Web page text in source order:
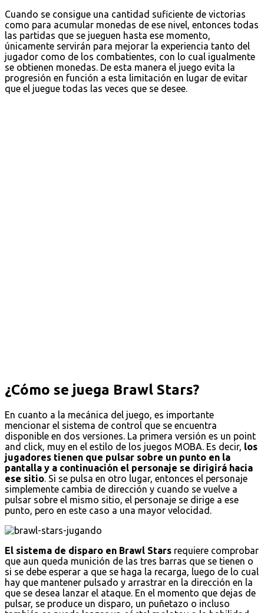
Cuando se consigue una cantidad suficiente de victorias
como para acumular monedas de ese nivel, entonces todas
las partidas que se jueguen hasta ese momento,
únicamente servirán para mejorar la experiencia tanto del
jugador como de los combatientes, con lo cual igualmente
se obtienen monedas. De esta manera el juego evita la
progresión en función a esta limitación en lugar de evitar
que el juegue todas las veces que se desee.
¿Cómo se juega Brawl Stars?
En cuanto a la mecánica del juego, es importante
mencionar el sistema de control que se encuentra
disponible en dos versiones. La primera versión es un point
and click, muy en el estilo de los juegos MOBA. Es decir, los
jugadores tienen que pulsar sobre un punto en la
pantalla y a continuación el personaje se dirigirá hacia
ese sitio. Si se pulsa en otro lugar, entonces el personaje
simplemente cambia de dirección y cuando se vuelve a
pulsar sobre el mismo sitio, el personaje se dirige a ese
punto, pero en este caso a una mayor velocidad.
El sistema de disparo en Brawl Stars requiere comprobar
que aun queda munición de las tres barras que se tienen o
si se debe esperar a que se haga la recarga, luego de lo cual
hay que mantener pulsado y arrastrar en la dirección en la
que se desea lanzar el ataque. En el momento que dejas de
pulsar, se produce un disparo, un puñetazo o incluso